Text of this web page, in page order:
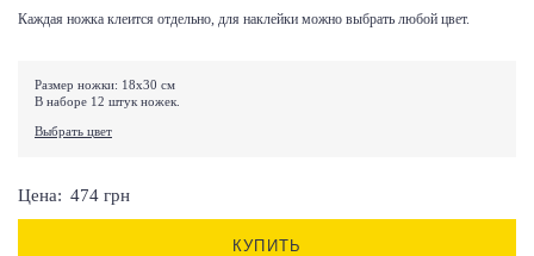
Каждая ножка клеится отдельно, для наклейки можно выбрать любой цвет.
Размер ножки: 18х30 см
В наборе 12 штук ножек.
Выбрать цвет
Цена: 474 грн
КУПИТЬ